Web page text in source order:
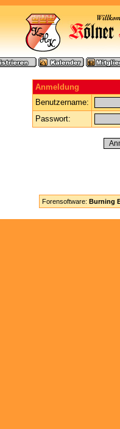
Anmeldung
Benutzername:
Passwort:
Forensoftware: Burning